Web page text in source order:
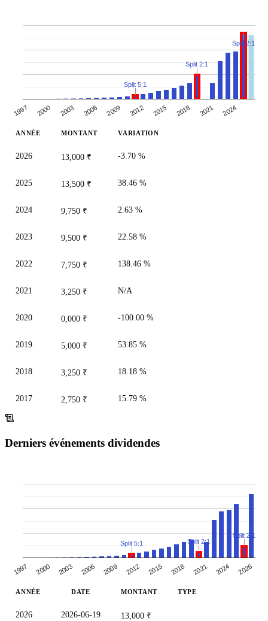
1997 2000 2003 2006 2009 2012 2015 2018 2021 2024
Split 5:1
Split 2:1
Split 2:1
ANNÉE MONTANT VARIATION
2026 13,000 ₹ -3.70 %
2025 13,500 ₹ 38.46 %
2024 9,750 ₹ 2.63 %
2023 9,500 ₹ 22.58 %
2022 7,750 ₹ 138.46 %
2021 3,250 ₹ N/A
2020 0,000 ₹ -100.00 %
2019 5,000 ₹ 53.85 %
2018 3,250 ₹ 18.18 %
2017 2,750 ₹ 15.79 %
Derniers événements dividendes
1997 2000 2003 2006 2009 2012 2015 2018 2021 2024 2026
Split 5:1 Split 2:1
Split 2:1
ANNÉE DATE MONTANT TYPE
2026 2026-06-19 13,000 ₹